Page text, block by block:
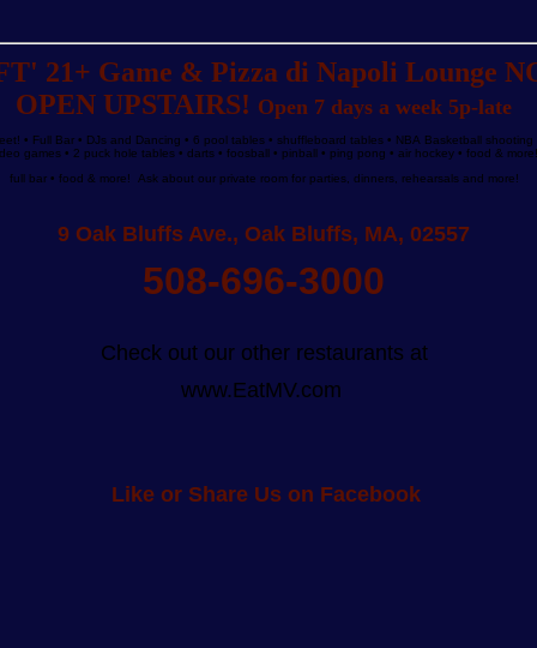
21+ Game & Pizza di Napoli Lounge
OPEN UPSTAIRS! Open 7 days a week 5p-late
• Full Bar • DJs and Dancing • 6 pool tables • shuffleboard tables • NBA Basketball shooting
games • 2 puck hole tables • darts • foosball • pinball • ping pong • air hockey • food & more!
full bar • food & more! Ask about our private room for parties, dinners, rehearsals and more!
9 Oak Bluffs Ave., Oak Bluffs, MA, 02557
508-696-3000
Check out our other restaurants at
www.EatMV.com
Like or Share Us on Facebook